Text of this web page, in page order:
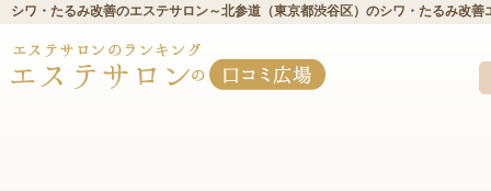
シワ・たるみ改善のエステサロン～北参道（東京都渋谷区）のシワ・たるみ改